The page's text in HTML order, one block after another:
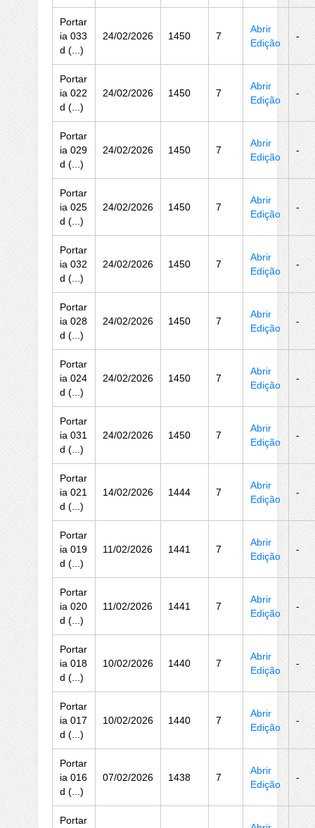
Portar
ia 033
d (...)
24/02/2026 1450 7
Abrir
Edição
-
Portar
ia 022
d (...)
24/02/2026 1450 7
Abrir
Edição
-
Portar
ia 029
d (...)
24/02/2026 1450 7
Abrir
Edição
-
Portar
ia 025
d (...)
24/02/2026 1450 7
Abrir
Edição
-
Portar
ia 032
d (...)
24/02/2026 1450 7
Abrir
Edição
-
Portar
ia 028
d (...)
24/02/2026 1450 7
Abrir
Edição
-
Portar
ia 024
d (...)
24/02/2026 1450 7
Abrir
Edição
-
Portar
ia 031
d (...)
24/02/2026 1450 7
Abrir
Edição
-
Portar
ia 021
d (...)
14/02/2026 1444 7
Abrir
Edição
-
Portar
ia 019
d (...)
11/02/2026 1441 7
Abrir
Edição
-
Portar
ia 020
d (...)
11/02/2026 1441 7
Abrir
Edição
-
Portar
ia 018
d (...)
10/02/2026 1440 7
Abrir
Edição
-
Portar
ia 017
d (...)
10/02/2026 1440 7
Abrir
Edição
-
Portar
ia 016
d (...)
07/02/2026 1438 7
Abrir
Edição
-
Portar